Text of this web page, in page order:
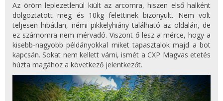
Az öröm leplezetlenül kiült az arcomra, hiszen első halként
dolgoztatott meg és 10kg felettinek bizonyult. Nem volt
teljesen hibátlan, némi pikkelyhiány található az oldalán, de
ez számomra nem mérvadó. Viszont ő lesz a mérce, hogy a
kisebb-nagyobb példányokkal miket tapasztalok majd a bot
kapcsán. Sokat nem kellett várni, ismét a CXP Magvas etetés
húzta magához a következő jelentkezőt.